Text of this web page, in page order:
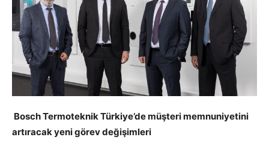
Bosch Termoteknik Türkiye’de müşteri memnuniyetini
artıracak yeni görev değişimleri